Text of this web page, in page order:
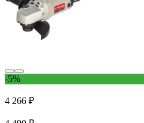
-5%
4 266 ₽